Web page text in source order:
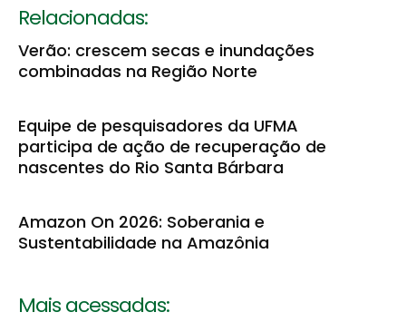
Relacionadas:
Verão: crescem secas e inundações
combinadas na Região Norte
Equipe de pesquisadores da UFMA
participa de ação de recuperação de
nascentes do Rio Santa Bárbara
Amazon On 2026: Soberania e
Sustentabilidade na Amazônia
Mais acessadas: